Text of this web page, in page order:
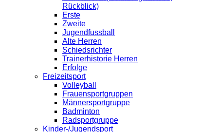
Rückblick)
Erste
Zweite
Jugendfussball
Alte Herren
Schiedsrichter
Trainerhistorie Herren
Erfolge
Freizeitsport
Volleyball
Frauensportgruppen
Männersportgruppe
Badminton
Radsportgruppe
Kinder-/Jugendsport